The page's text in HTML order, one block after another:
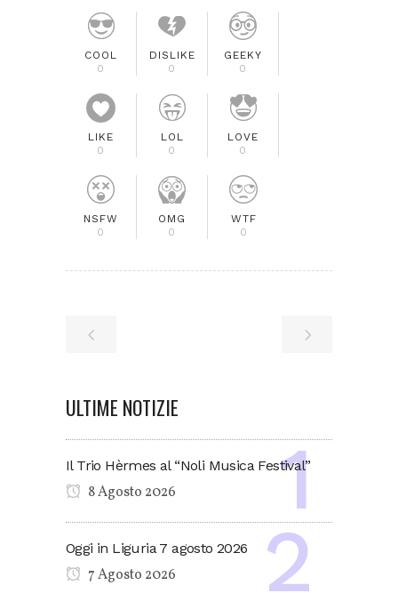
COOL
0
DISLIKE
0
GEEKY
0
LIKE
0
LOL
0
LOVE
0
NSFW
0
OMG
0
WTF
0
ULTIME NOTIZIE
Il Trio Hèrmes al “Noli Musica Festival”
8 Agosto 2026
Oggi in Liguria 7 agosto 2026
7 Agosto 2026